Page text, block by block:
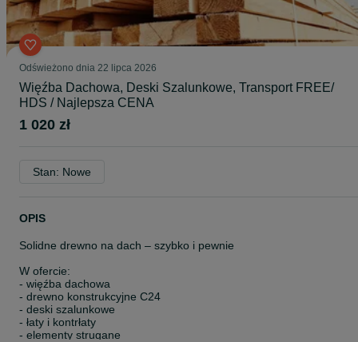
Odświeżono dnia 22 lipca 2026
Więźba Dachowa, Deski Szalunkowe, Transport FREE/
HDS / Najlepsza CENA
1 020 zł
Stan: Nowe
OPIS
Solidne drewno na dach – szybko i pewnie
W ofercie:
- więźba dachowa
- drewno konstrukcyjne C24
- deski szalunkowe
- łaty i kontrłaty
- elementy strugane